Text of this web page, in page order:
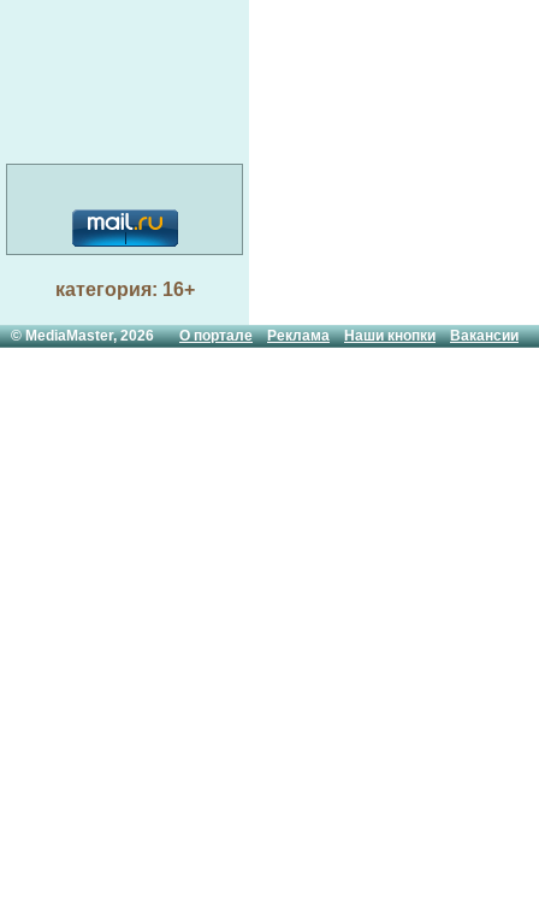
категория: 16+
© MediaMaster, 2026О портале Реклама Наши кнопки Вакансии